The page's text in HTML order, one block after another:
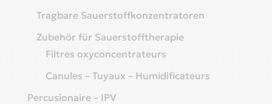
Tragbare Sauerstoffkonzentratoren
Zubehör für Sauerstofftherapie
Filtres oxyconcentrateurs
Canules – Tuyaux – Humidificateurs
Percusionaire – IPV